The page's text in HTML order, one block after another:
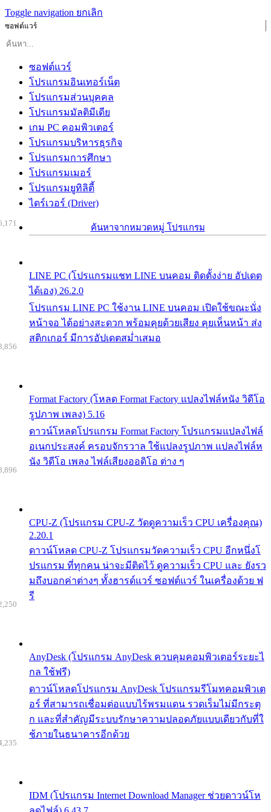
Toggle navigation ยกเลิก
ซอฟต์แวร์
ซอฟต์แวร์
โปรแกรมอินเทอร์เน็ต
โปรแกรมส่วนบุคคล
โปรแกรมมัลติมีเดีย
เกม PC คอมพิวเตอร์
โปรแกรมบริหารธุรกิจ
โปรแกรมการศึกษา
โปรแกรมเมอร์
โปรแกรมยูทิลิตี้
ไดร์เวอร์ (Driver)
ค้นหาจากหมวดหมู่ โปรแกรม
LINE PC (โปรแกรมแชท LINE บนคอม ติดตั้งง่าย อัปเดต
ได้เอง) 26.2.0
โปรแกรม LINE PC ใช้งาน LINE บนคอม เปิดใช้ขณะนั่ง
หน้าจอ ได้อย่างสะดวก พร้อมคุยด้วยเสียง คุยเห็นหน้า ส่ง
สติกเกอร์ มีการอัปเดตสม่ำเสมอ
Format Factory (โหลด Format Factory แปลงไฟล์หนัง วิดีโอ
รูปภาพ เพลง) 5.16
ดาวน์โหลดโปรแกรม Format Factory โปรแกรมแปลงไฟล์
อเนกประสงค์ ครอบจักรวาล ใช้แปลงรูปภาพ แปลงไฟล์ห
นัง วิดีโอ เพลง ไฟล์เสียงออดิโอ ต่าง ๆ
CPU-Z (โปรแกรม CPU-Z วัดดูความเร็ว CPU เครื่องคุณ)
2.20.1
ดาวน์โหลด CPU-Z โปรแกรมวัดความเร็ว CPU อีกหนึ่งโ
ปรแกรม ที่ทุกคน น่าจะมีติดไว้ ดูความเร็ว CPU และ ยังรว
มถึงบอกค่าต่างๆ ทั้งฮารด์แวร์ ซอฟต์แวร์ ในเครื่องด้วย ฟ
รี
AnyDesk (โปรแกรม AnyDesk ควบคุมคอมพิวเตอร์ระยะไ
กล ใช้ฟรี)
ดาวน์โหลดโปรแกรม AnyDesk โปรแกรมรีโมทคอมพิวเต
อร์ ที่สามารถเชื่อมต่อแบบไร้พรมแดน รวดเร็มไม่มีกระตุ
ก และที่สำคัญมีระบบรักษาความปลอดภัยแบบเดียวกับที่ใ
ช้ภายในธนาคารอีกด้วย
IDM (โปรแกรม Internet Download Manager ช่วยดาวน์โห